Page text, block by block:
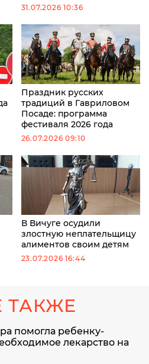
31.07.2026 10:36
Праздник русских
традиций в Гавриловом
Посаде: программа
фестиваля 2026 года
26.07.2026 09:10
В Вичуге осудили
злостную неплательщицу
алиментов своим детям
23.07.2026 16:44
ТАКЖЕ
помогла ребенку-
лекарство на